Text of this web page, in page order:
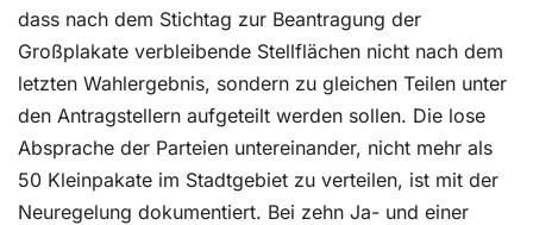
dass nach dem Stichtag zur Beantragung der
Großplakate verbleibende Stellflächen nicht nach dem
letzten Wahlergebnis, sondern zu gleichen Teilen unter
den Antragstellern aufgeteilt werden sollen. Die lose
Absprache der Parteien untereinander, nicht mehr als
50 Kleinpakate im Stadtgebiet zu verteilen, ist mit der
Neuregelung dokumentiert. Bei zehn Ja- und einer